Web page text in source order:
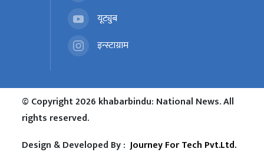
यूट्युब
इन्स्टाग्राम
© Copyright 2026 khabarbindu: National News. All
rights reserved.
Design & Developed By :Journey For Tech Pvt.Ltd.